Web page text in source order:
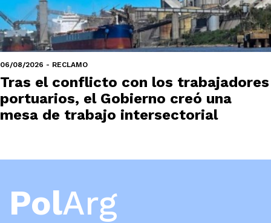
06/08/2026 - RECLAMO
Tras el conflicto con los trabajadores
portuarios, el Gobierno creó una
mesa de trabajo intersectorial
PolArg